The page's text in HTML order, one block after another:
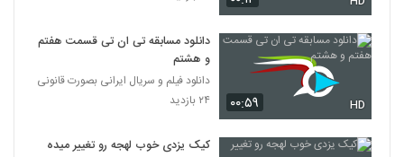
۰۰:۵۹ HD
دانلود مسابقه تی ان تی قسمت هفتم
و هشتم
دانلود فیلم و سریال ایرانی بصورت قانونی
۲۴ بازدید
کیک یزدی خوب لهجه رو تغییر میده